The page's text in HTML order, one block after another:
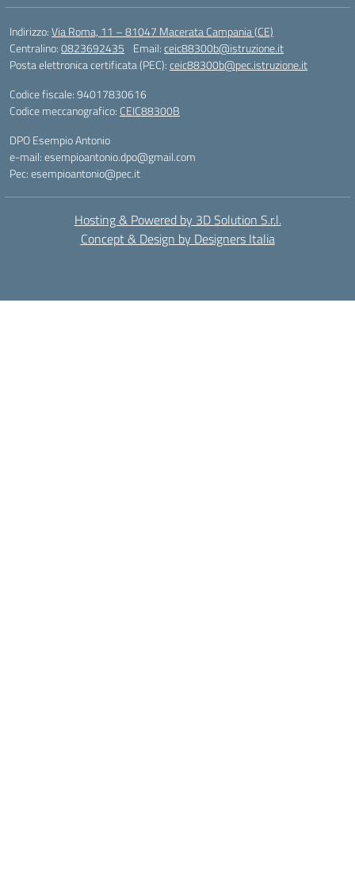
Indirizzo:Via Roma, 11 – 81047 Macerata Campania (CE)
Centralino:0823692435 Email:ceic88300b@istruzione.it
Posta elettronica certificata (PEC):ceic88300b@pec.istruzione.it
Codice fiscale: 94017830616
Codice meccanografico: CEIC88300B
DPO Esempio Antonio
e-mail: esempioantonio.dpo@gmail.com
Pec: esempioantonio@pec.it
Hosting & Powered by 3D Solution S.r.l.
Concept & Design by Designers Italia